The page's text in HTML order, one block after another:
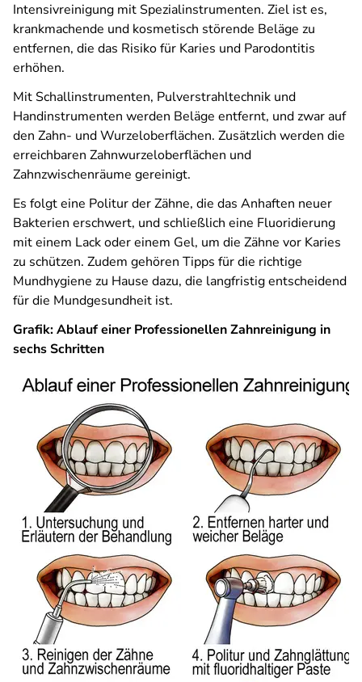
Intensivreinigung mit Spezialinstrumenten. Ziel ist es,
krankmachende und kosmetisch störende Beläge zu
entfernen, die das Risiko für Karies und Parodontitis
erhöhen.
Mit Schallinstrumenten, Pulverstrahltechnik und
Handinstrumenten werden Beläge entfernt, und zwar auf
den Zahn- und Wurzeloberflächen. Zusätzlich werden die
erreichbaren Zahnwurzeloberflächen und
Zahnzwischenräume gereinigt.
Es folgt eine Politur der Zähne, die das Anhaften neuer
Bakterien erschwert, und schließlich eine Fluoridierung
mit einem Lack oder einem Gel, um die Zähne vor Karies
zu schützen. Zudem gehören Tipps für die richtige
Mundhygiene zu Hause dazu, die langfristig entscheidend
für die Mundgesundheit ist.
Grafik: Ablauf einer Professionellen Zahnreinigung in
sechs Schritten